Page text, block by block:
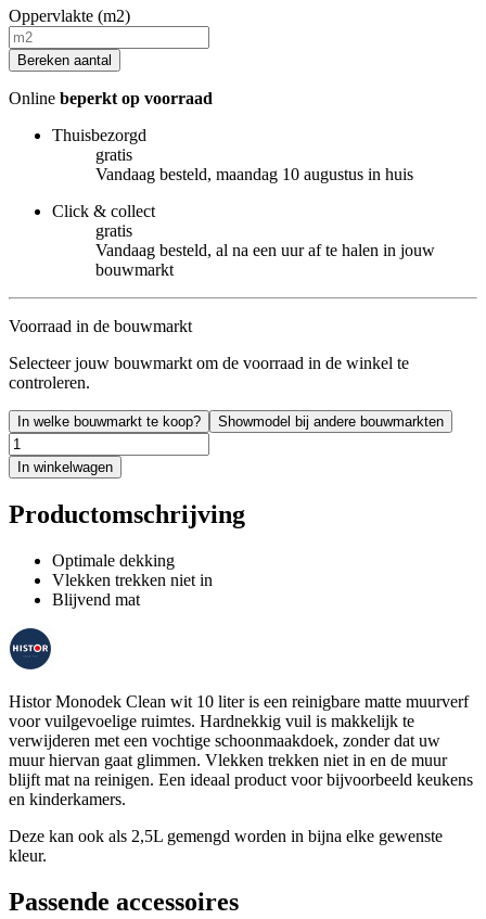
Oppervlakte (m2)
Bereken aantal
Online beperkt op voorraad
Thuisbezorgd
gratis
Vandaag besteld, maandag 10 augustus in huis
Click & collect
gratis
Vandaag besteld, al na een uur af te halen in jouw
bouwmarkt
Voorraad in de bouwmarkt
Selecteer jouw bouwmarkt om de voorraad in de winkel te
controleren.
In welke bouwmarkt te koop? Showmodel bij andere bouwmarkten
In winkelwagen
Productomschrijving
Optimale dekking
Vlekken trekken niet in
Blijvend mat
Histor Monodek Clean wit 10 liter is een reinigbare matte muurverf
voor vuilgevoelige ruimtes. Hardnekkig vuil is makkelijk te
verwijderen met een vochtige schoonmaakdoek, zonder dat uw
muur hiervan gaat glimmen. Vlekken trekken niet in en de muur
blijft mat na reinigen. Een ideaal product voor bijvoorbeeld keukens
en kinderkamers.
Deze kan ook als 2,5L gemengd worden in bijna elke gewenste
kleur.
Passende accessoires